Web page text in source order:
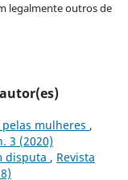
legalmente outros de
mulheres ,
3 (2020)
disputa , Revista